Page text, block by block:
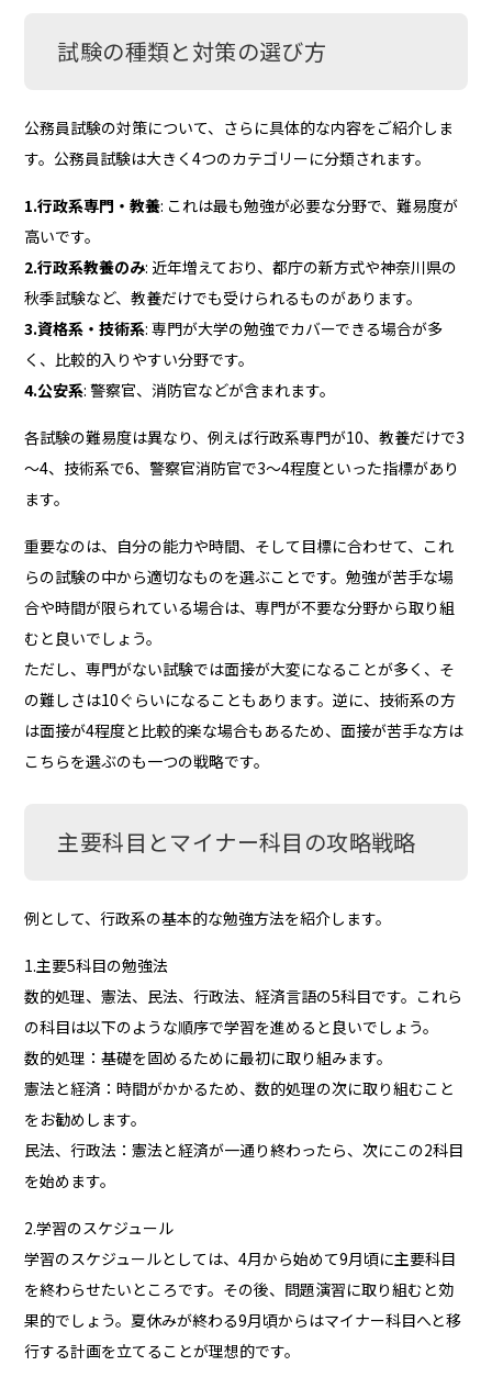
試験の種類と対策の選び方
公務員試験の対策について、さらに具体的な内容をご紹介しま
す。公務員試験は大きく4つのカテゴリーに分類されます。
1.行政系専門・教養: これは最も勉強が必要な分野で、難易度が
高いです。
2.行政系教養のみ: 近年増えており、都庁の新方式や神奈川県の
秋季試験など、教養だけでも受けられるものがあります。
3.資格系・技術系: 専門が大学の勉強でカバーできる場合が多
く、比較的入りやすい分野です。
4.公安系: 警察官、消防官などが含まれます。
各試験の難易度は異なり、例えば行政系専門が10、教養だけで3
～4、技術系で6、警察官消防官で3～4程度といった指標があり
ます。
重要なのは、自分の能力や時間、そして目標に合わせて、これ
らの試験の中から適切なものを選ぶことです。勉強が苦手な場
合や時間が限られている場合は、専門が不要な分野から取り組
むと良いでしょう。
ただし、専門がない試験では面接が大変になることが多く、そ
の難しさは10ぐらいになることもあります。逆に、技術系の方
は面接が4程度と比較的楽な場合もあるため、面接が苦手な方は
こちらを選ぶのも一つの戦略です。
主要科目とマイナー科目の攻略戦略
例として、行政系の基本的な勉強方法を紹介します。
1.主要5科目の勉強法
数的処理、憲法、民法、行政法、経済言語の5科目です。これら
の科目は以下のような順序で学習を進めると良いでしょう。
数的処理：基礎を固めるために最初に取り組みます。
憲法と経済：時間がかかるため、数的処理の次に取り組むこと
をお勧めします。
民法、行政法：憲法と経済が一通り終わったら、次にこの2科目
を始めます。
2.学習のスケジュール
学習のスケジュールとしては、4月から始めて9月頃に主要科目
を終わらせたいところです。その後、問題演習に取り組むと効
果的でしょう。夏休みが終わる9月頃からはマイナー科目へと移
行する計画を立てることが理想的です。